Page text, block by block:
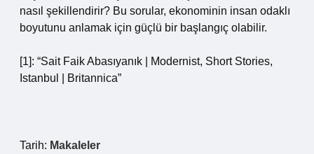
nasıl şekillendirir? Bu sorular, ekonominin insan odaklı
boyutunu anlamak için güçlü bir başlangıç olabilir.
[1]: “Sait Faik Abasıyanık | Modernist, Short Stories,
Istanbul | Britannica”
Tarih: Makaleler